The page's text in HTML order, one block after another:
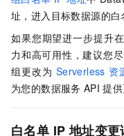
址，进入目标数据源的白
如果您期望进一步提升
力和高可用性，建议您
组更改为 Serverless 资
为您的数据服务 API 提
白名单 IP 地址变更